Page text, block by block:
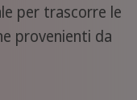
per trascorre le
provenienti da